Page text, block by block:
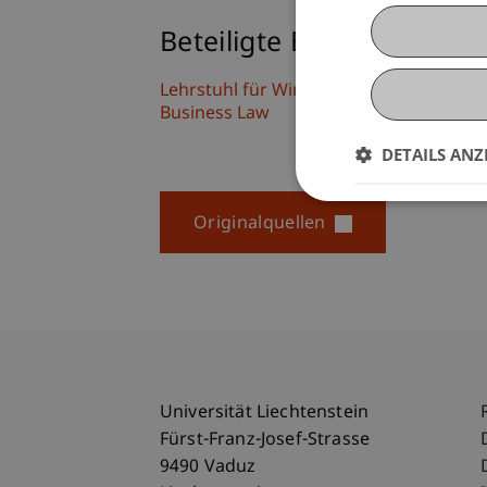
Beteiligte Einrichtungen
Lehrstuhl für Wirtschaftsstrafrecht,
Business Law
Originalquellen
Universität Liechtenstein
Fürst-Franz-Josef-Strasse
9490 Vaduz
DETAILS